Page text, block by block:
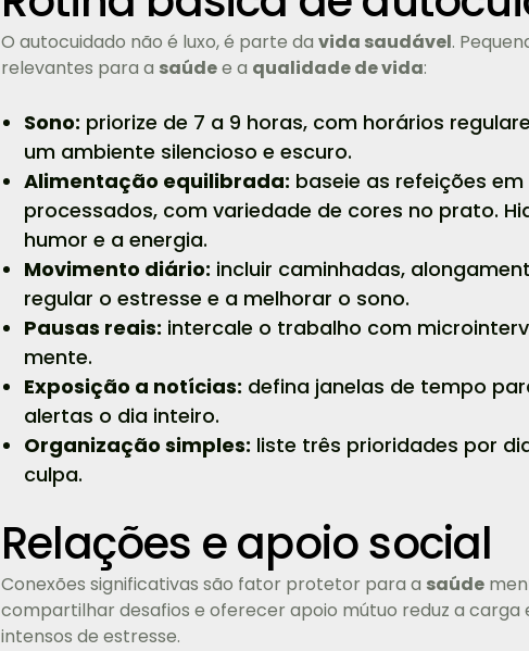
O autocuidado não é luxo, é parte da vida saudável.
relevantes para a saúdee a qualidade de vida:
Sono: priorize de 7 a 9 horas, com horários
um ambiente silencioso e escuro.
Alimentação equilibrada: baseie as refeições
processados, com variedade de cores no prato.
humor e a energia.
Movimento diário: incluir caminhadas,
regular o estresse e a melhorar o sono.
Pausas reais: intercale o trabalho com
mente.
Exposição a notícias: defina janelas de tempo
alertas o dia inteiro.
Organização simples: liste três prioridades por
culpa.
Relações e apoio social
Conexões significativas são fator protetor para a saúde
compartilhar desafios e oferecer apoio mútuo reduz a carga
intensos de estresse.